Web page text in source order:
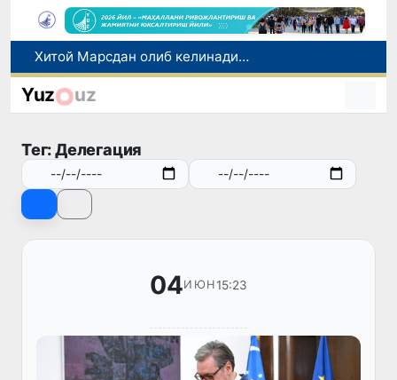
Хорижий давлатларга ишга юбориш билан боғлиқ фирибгарлик ҳолатлари фош этилди
Тошкентдан Буюк Британиянинг Манчестер шаҳрига тўғридан-тўғри авиақатновларни йўлга қўйиш масаласи кўриб чиқилмоқда
Хитой Марсдан олиб келинадиган тупроқни ўрганиш учун махсус лаборатория қуради
Yuz uz
Тег: Делегация
04ИЮН15:23